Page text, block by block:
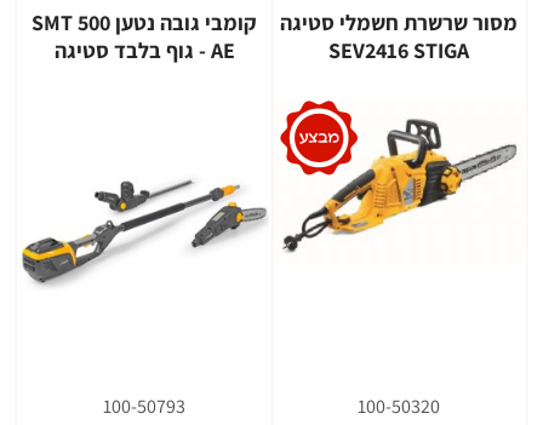
מסור שרשרת חשמלי סטיגה
SEV2416 STIGA
100-50320
קומבי גובה נטען SMT 500
AE - גוף בלבד סטיגה
100-50793